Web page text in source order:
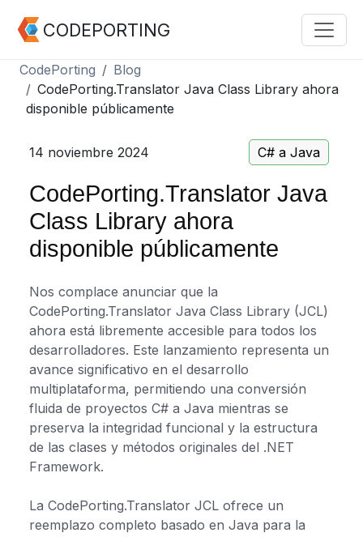
CODEPORTING
CodePorting
Blog
CodePorting.Translator Java Class Library ahora
disponible públicamente
14 noviembre 2024 C# a Java
CodePorting.Translator Java
Class Library ahora
disponible públicamente
Nos complace anunciar que la
CodePorting.Translator Java Class Library (JCL)
ahora está libremente accesible para todos los
desarrolladores. Este lanzamiento representa un
avance significativo en el desarrollo
multiplataforma, permitiendo una conversión
fluida de proyectos C# a Java mientras se
preserva la integridad funcional y la estructura
de las clases y métodos originales del .NET
Framework.
La CodePorting.Translator JCL ofrece un
reemplazo completo basado en Java para la